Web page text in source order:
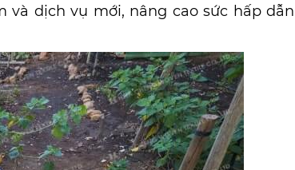
và dịch vụ mới, nâng cao sức hấp dẫn